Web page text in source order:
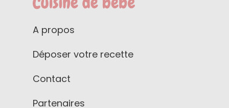
A propos
Déposer votre recette
Contact
Partenaires